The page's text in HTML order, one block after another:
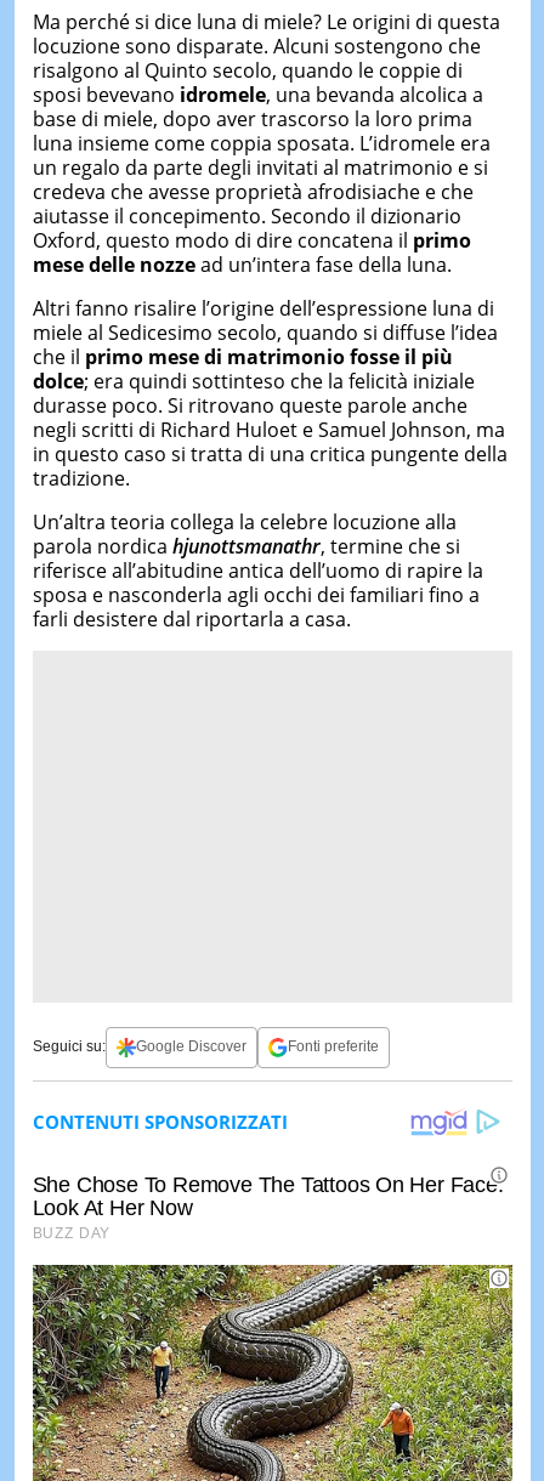
Ma perché si dice luna di miele? Le origini di questa
locuzione sono disparate. Alcuni sostengono che
risalgono al Quinto secolo, quando le coppie di
sposi bevevano idromele, una bevanda alcolica a
base di miele, dopo aver trascorso la loro prima
luna insieme come coppia sposata. L’idromele era
un regalo da parte degli invitati al matrimonio e si
credeva che avesse proprietà afrodisiache e che
aiutasse il concepimento. Secondo il dizionario
Oxford, questo modo di dire concatena il primo
mese delle nozzead un’intera fase della luna.
Altri fanno risalire l’origine dell’espressione luna di
miele al Sedicesimo secolo, quando si diffuse l’idea
che il primo mese di matrimonio fosse il più
dolce; era quindi sottinteso che la felicità iniziale
durasse poco. Si ritrovano queste parole anche
negli scritti di Richard Huloet e Samuel Johnson, ma
in questo caso si tratta di una critica pungente della
tradizione.
Un’altra teoria collega la celebre locuzione alla
parola nordica hjunottsmanathr, termine che si
riferisce all’abitudine antica dell’uomo di rapire la
sposa e nasconderla agli occhi dei familiari fino a
farli desistere dal riportarla a casa.
Seguici su: Google Discover Fonti preferite